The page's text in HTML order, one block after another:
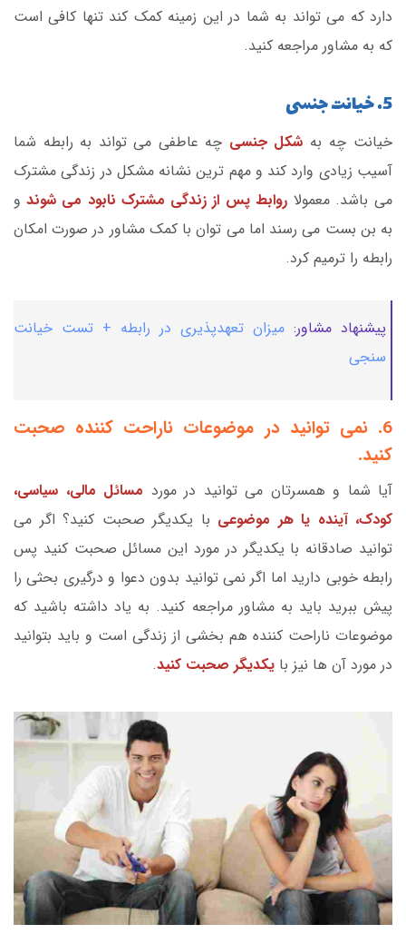
دارد که می تواند به شما در این زمینه کمک کند تنها کافی است
که به مشاور مراجعه کنید.
5. خیانت جنسی
خیانت چه به شکل جنسی چه عاطفی می تواند به رابطه شما
آسیب زیادی وارد کند و مهم ترین نشانه مشکل در زندگی مشترک
می باشد. معمولا روابط پس از زندگی مشترک نابود می شوند و
به بن بست می رسند اما می توان با کمک مشاور در صورت امکان
رابطه را ترمیم کرد.
پیشنهاد مشاور: میزان تعهدپذیری در رابطه + تست خیانت
سنجی
6. نمی توانید در موضوعات ناراحت کننده صحبت
کنید.
آیا شما و همسرتان می توانید در مورد مسائل مالی، سیاسی،
کودک، آینده یا هر موضوعی با یکدیگر صحبت کنید؟ اگر می
توانید صادقانه با یکدیگر در مورد این مسائل صحبت کنید پس
رابطه خوبی دارید اما اگر نمی توانید بدون دعوا و درگیری بحثی را
پیش ببرید باید به مشاور مراجعه کنید. به یاد داشته باشید که
موضوعات ناراحت کننده هم بخشی از زندگی است و باید بتوانید
در مورد آن ها نیز با یکدیگر صحبت کنید.